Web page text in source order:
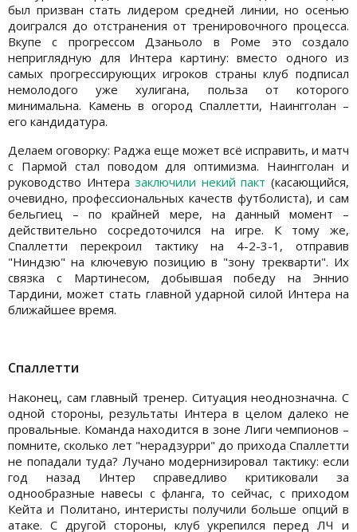
был призван стать лидером средней линии, но осенью
доигрался до отстранения от тренировочного процесса.
Вкупе с прогрессом Дзаньоло в Роме это создало
неприглядную для Интера картину: вместо одного из
самых прогрессирующих игроков страны клуб подписал
немолодого уже хулигана, польза от которого
минимальна. Камень в огород Спаллетти, Наингголан –
его кандидатура.
Делаем оговорку: Раджа еще может всё исправить, и матч
с Пармой стал поводом для оптимизма. Наингголан и
руководство Интеразаключили некий пакт (касающийся,
очевидно, профессиональных качеств футболиста), и сам
бельгиец – по крайней мере, на данный момент –
действительно сосредоточился на игре. К тому же,
Спаллетти перекроил тактику на 4-2-3-1, отправив
"Ниндзю" на ключевую позицию в "зону трекварти". Их
связка с Мартинесом, добывшая победу на Эннио
Тардини, может стать главной ударной силой Интера на
ближайшее время.
Спаллетти
Наконец, сам главный тренер. Ситуация неоднозначна. С
одной стороны, результаты Интера в целом далеко не
провальные. Команда находится в зоне Лиги чемпионов –
помните, сколько лет "нерадзурри" до прихода Спаллетти
не попадали туда? Лучано модернизировал тактику: если
год назад Интер справедливо критиковали за
однообразные навесы с фланга, то сейчас, с приходом
Кейта и Политано, интеристы получили больше опций в
атаке. С другой стороны, клуб укрепился перед ЛЧ и